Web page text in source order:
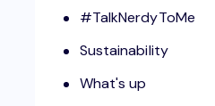
#TalkNerdyToMe
Sustainability
What's up